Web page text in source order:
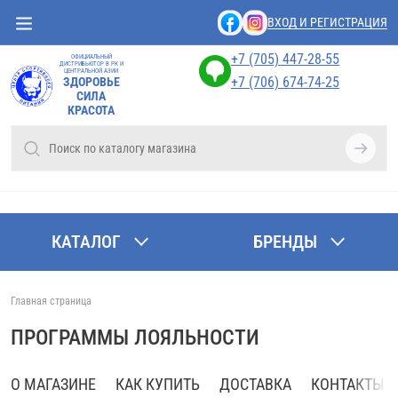
ВХОД И РЕГИСТРАЦИЯ
ОФИЦИАЛЬНЫЙ
ДИСТРИБЬЮТОР В РК И
ЦЕНТРАЛЬНОЙ АЗИИ
ЗДОРОВЬЕ
СИЛА
КРАСОТА
+7 (705) 447-28-55
+7 (706) 674-74-25
КАТАЛОГ БРЕНДЫ
Главная страница
ПРОГРАММЫ ЛОЯЛЬНОСТИ
О МАГАЗИНЕ КАК КУПИТЬ ДОСТАВКА КОНТАКТЫ